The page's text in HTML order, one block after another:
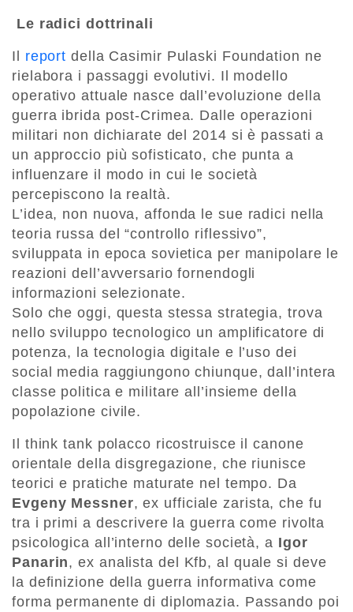
Le radici dottrinali
Il report della Casimir Pulaski Foundation ne
rielabora i passaggi evolutivi. Il modello
operativo attuale nasce dall’evoluzione della
guerra ibrida post-Crimea. Dalle operazioni
militari non dichiarate del 2014 si è passati a
un approccio più sofisticato, che punta a
influenzare il modo in cui le società
percepiscono la realtà.
L’idea, non nuova, affonda le sue radici nella
teoria russa del “controllo riflessivo”,
sviluppata in epoca sovietica per manipolare le
reazioni dell’avversario fornendogli
informazioni selezionate.
Solo che oggi, questa stessa strategia, trova
nello sviluppo tecnologico un amplificatore di
potenza, la tecnologia digitale e l’uso dei
social media raggiungono chiunque, dall’intera
classe politica e militare all’insieme della
popolazione civile.
Il think tank polacco ricostruisce il canone
orientale della disgregazione, che riunisce
teorici e pratiche maturate nel tempo. Da
Evgeny Messner, ex ufficiale zarista, che fu
tra i primi a descrivere la guerra come rivolta
psicologica all’interno delle società, a Igor
Panarin, ex analista del Kfb, al quale si deve
la definizione della guerra informativa come
forma permanente di diplomazia. Passando poi